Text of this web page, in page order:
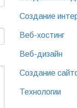
Создание
Веб-хостинг
Веб-дизайн
Создание
Технологии